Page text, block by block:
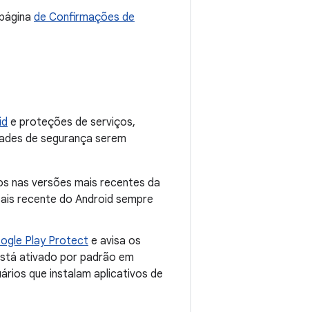
de Confirmações de
e proteções de serviços,
de segurança serem
nas versões mais recentes da
recente do Android sempre
Play Protect e avisa os
ativado por padrão em
que instalam aplicativos de